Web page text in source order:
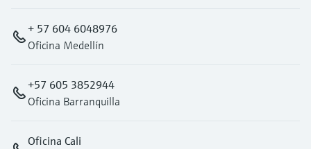
+ 57 604 6048976
Oficina Medellín
+57 605 3852944
Oficina Barranquilla
Oficina Cali